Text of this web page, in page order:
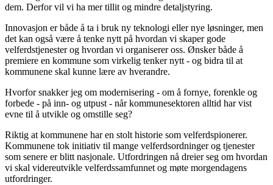
dem. Derfor vil vi ha mer tillit og mindre detaljstyring.
Innovasjon er både å ta i bruk ny teknologi eller nye løsninger, men
det kan også være å tenke nytt på hvordan vi skaper gode
velferdstjenester og hvordan vi organiserer oss. Ønsker både å
premiere en kommune som virkelig tenker nytt - og bidra til at
kommunene skal kunne lære av hverandre.
Hvorfor snakker jeg om modernisering - om å fornye, forenkle og
forbede - på inn- og utpust - når kommunesektoren alltid har vist
evne til å utvikle og omstille seg?
Riktig at kommunene har en stolt historie som velferdspionerer.
Kommunene tok initiativ til mange velferdsordninger og tjenester
som senere er blitt nasjonale. Utfordringen nå dreier seg om hvordan
vi skal videreutvikle velferdssamfunnet og møte morgendagens
utfordringer.